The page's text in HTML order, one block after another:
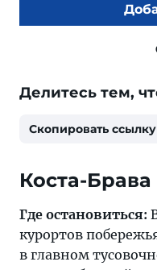
Делитесь тем,
Скопировать ссылку
Коста-Брава
Где остановиться:
курортов
в главном